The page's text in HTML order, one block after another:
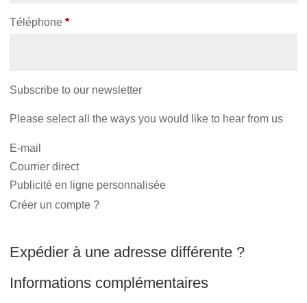
Téléphone *
Subscribe to our newsletter
Please select all the ways you would like to hear from us
E-mail
Courrier direct
Publicité en ligne personnalisée
Créer un compte ?
Expédier à une adresse différente ?
Informations complémentaires